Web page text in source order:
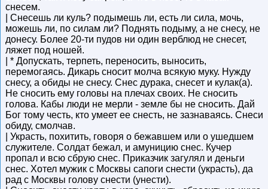
снесем.
| Снесешь ли куль? подымешь ли, есть ли сила, мочь,
можешь ли, по силам ли? Поднять подыму, а не снесу, не
донесу. Более 20-ти пудов ни один верблюд не снесет,
ляжет под ношей.
| * Допускать, терпеть, переносить, выносить,
перемогаясь. Дикарь сносит молча всякую муку. Нужду
снесу, а обиды не снесу. Снес дурака, снесет и кулак(а).
Не сносить ему головы на плечах своих. Не сносить
голова. Кабы люди не мерли - земле бы не сносить. Дай
Бог тому честь, кто умеет ее снесть, не зазнаваясь. Снеси
обиду, смолчав.
| Украсть, похитить, говоря о бежавшем или о ушедшем
служителе. Солдат бежал, и амуницию снес. Кучер
пропал и всю сбрую снес. Приказчик загулял и деньги
снес. Хотел мужик с Москвы сапоги снести (украсть), да
рад с Москвы голову снести (унести).